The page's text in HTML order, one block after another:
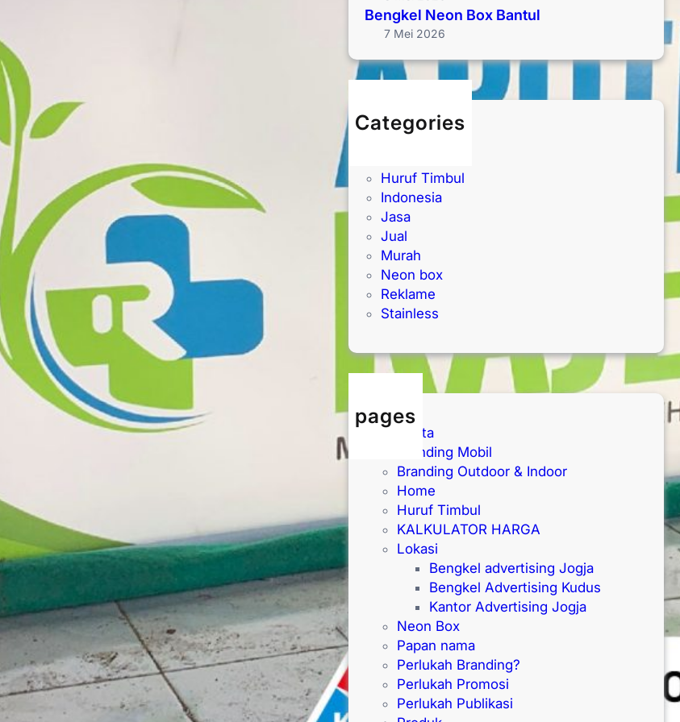
Bengkel Neon Box Bantul
7 Mei 2026
Categories
Akrilik
Huruf Timbul
Indonesia
Jasa
Jual
Murah
Neon box
Reklame
Stainless
pages
Berita
Branding Mobil
Branding Outdoor & Indoor
Home
Huruf Timbul
KALKULATOR HARGA
Lokasi
Bengkel advertising Jogja
Bengkel Advertising Kudus
Kantor Advertising Jogja
Neon Box
Papan nama
Perlukah Branding?
Perlukah Promosi
Perlukah Publikasi